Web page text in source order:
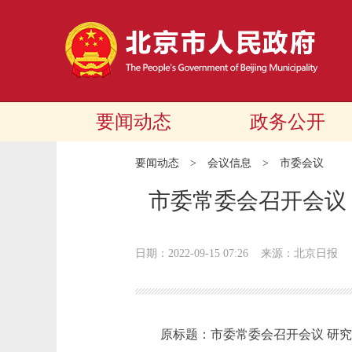
要闻动态 政务公开
要闻动态 > 会议信息 > 市委会议
市委常委会召开会
日期：2022-09-15 07:26 来源：北京日报
原标题：市委常委会召开会议 研究